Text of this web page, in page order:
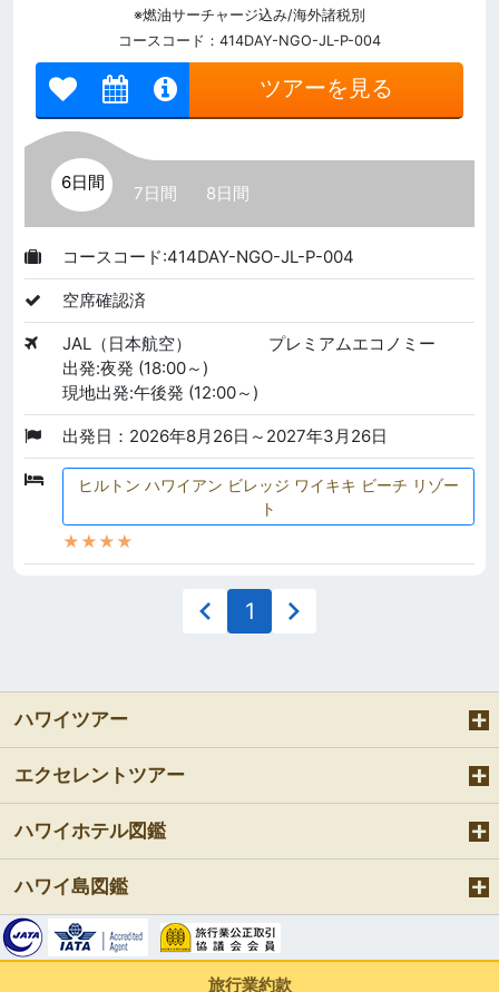
※燃油サーチャージ込み/海外諸税別
コースコード：414DAY-NGO-JL-P-004
ツアーを見る
6日間
7日間 8日間
コースコード:414DAY-NGO-JL-P-004
空席確認済
JAL（日本航空）
プレミアムエコノミー
出発:夜発 (18:00～)
現地出発:午後発 (12:00～)
出発日：2026年8月26日～2027年3月26日
ヒルトン ハワイアン ビレッジ ワイキキ ビーチ リゾー
ト
★★★★
1
ハワイツアー
エクセレントツアー
ハワイホテル図鑑
ハワイ島図鑑
旅行業約款